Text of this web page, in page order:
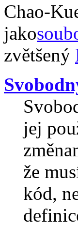
Chao-
jako
zvětšený
jej
že
kód,